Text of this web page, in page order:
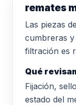
remates
Las piezas
cumbreras
filtración es
Qué
Fijación,
estado del